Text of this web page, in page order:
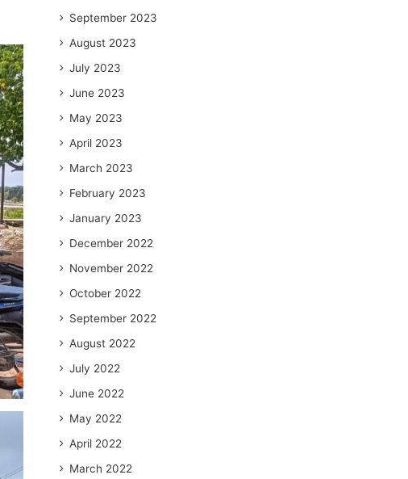
September 2023
August 2023
July 2023
June 2023
May 2023
April 2023
March 2023
February 2023
January 2023
December 2022
November 2022
October 2022
September 2022
August 2022
July 2022
June 2022
May 2022
April 2022
March 2022